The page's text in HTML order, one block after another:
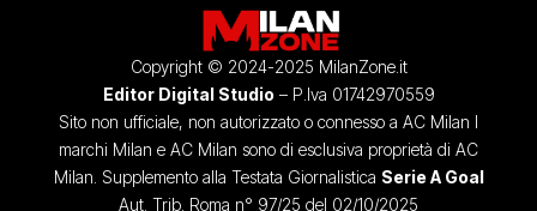
Copyright © 2024-2025 MilanZone.it
Editor Digital Studio – P.Iva 01742970559
Sito non ufficiale, non autorizzato o connesso a AC Milan I
marchi Milan e AC Milan sono di esclusiva proprietà di AC
Milan. Supplemento alla Testata Giornalistica Serie A Goal
Aut. Trib. Roma n° 97/25 del 02/10/2025